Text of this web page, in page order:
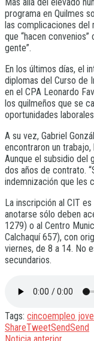
programa en Quilmes
las complicaciones del
que “hacen
gente”.
En los últimos días, el
diplomas del Curso de
en el CPA Leonardo
los quilmeños que se
oportunidades
A su vez, Gabriel
encontraron un trabajo,
Aunque el subsidio del
dos años de contrato.
indemnización que les
La inscripción al CIT
anotarse sólo deben
1279) o al Centro
Calchaquí 657), con
viernes, de 8 a 14. No
secundarios.
Tags: cincoempleo
ShareTweetSendSend